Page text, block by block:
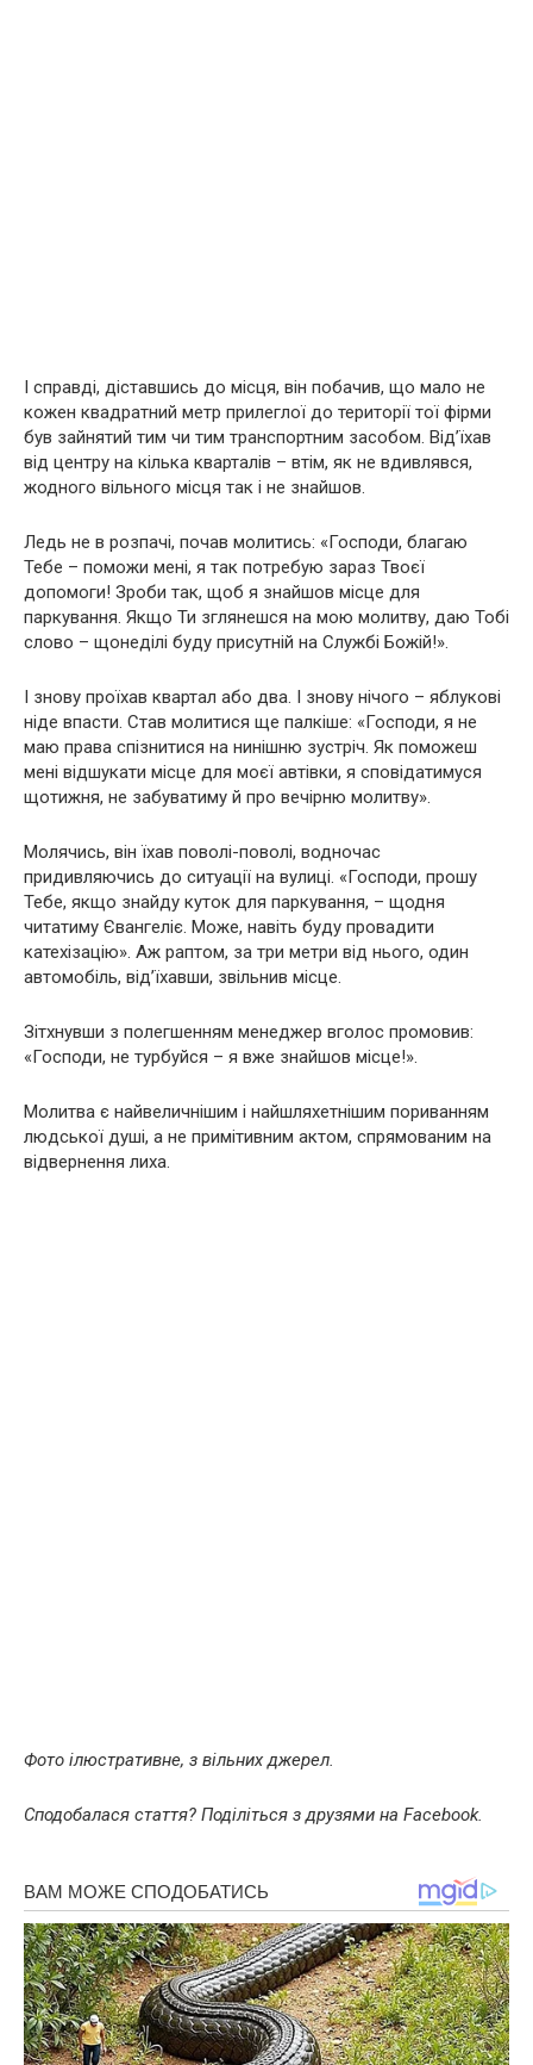
І справді, діставшись до місця, він побачив, що мало не
кожен квадратний метр прилеглої до території тої фірми
був зайнятий тим чи тим транспортним засобом. Від’їхав
від центру на кілька кварталів – втім, як не вдивлявся,
жодного вільного місця так і не знайшов.
Ледь не в розпачі, почав молитись: «Господи, благаю
Тебе – поможи мені, я так потребую зараз Твоєї
допомоги! Зроби так, щоб я знайшов місце для
паркування. Якщо Ти зглянешся на мою молитву, даю Тобі
слово – щонеділі буду присутній на Службі Божій!».
І знову проїхав квартал або два. І знову нічого – яблукові
ніде впасти. Став молитися ще палкіше: «Господи, я не
маю права спізнитися на нинішню зустріч. Як поможеш
мені відшукати місце для моєї автівки, я сповідатимуся
щотижня, не забуватиму й про вечірню молитву».
Молячись, він їхав поволі-поволі, водночас
придивляючись до ситуації на вулиці. «Господи, прошу
Тебе, якщо знайду куток для паркування, – щодня
читатиму Євангеліє. Може, навіть буду провадити
катехізацію». Аж раптом, за три метри від нього, один
автомобіль, від’їхавши, звільнив місце.
Зітхнувши з полегшенням менеджер вголос промовив:
«Господи, не турбуйся – я вже знайшов місце!».
Молитва є найвеличнішим і найшляхетнішим пориванням
людської душі, а не примітивним актом, спрямованим на
відвернення лиха.
Фото ілюстративне, з вільних джерел.
Сподобалася стаття? Поділіться з друзями на Facebook.